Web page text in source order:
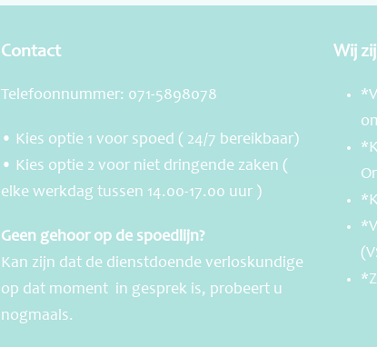
Contact
Telefoonnummer: 071-5898078
• Kies optie 1 voor spoed ( 24/7 bereikbaar)
• Kies optie 2 voor niet dringende zaken (
elke werkdag tussen 14.00-17.00 uur )
Geen gehoor op de spoedlijn?
Kan zijn dat de dienstdoende verloskundige
op dat moment in gesprek is, probeert u
nogmaals.
Wij